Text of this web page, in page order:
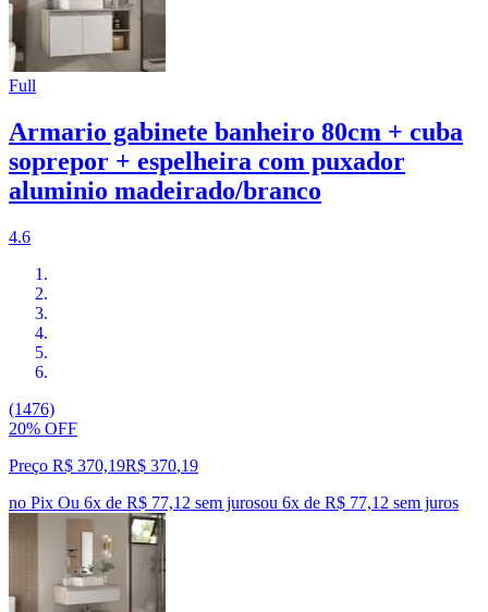
Full
Armario gabinete banheiro 80cm + cuba
soprepor + espelheira com puxador
aluminio madeirado/branco
4.6
(1476)
20% OFF
Preço R$ 370,19R$ 370,19
no Pix Ou 6x de R$ 77,12 sem jurosou 6x de R$ 77,12 sem juros